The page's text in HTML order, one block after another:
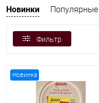
Новинки
Фильтр
Новинка